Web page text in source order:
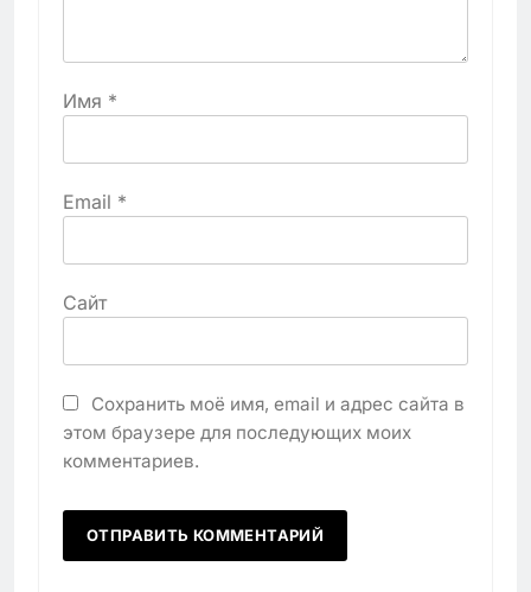
Имя *
Email *
Сайт
Сохранить моё имя, email и адрес сайта в
этом браузере для последующих моих
комментариев.